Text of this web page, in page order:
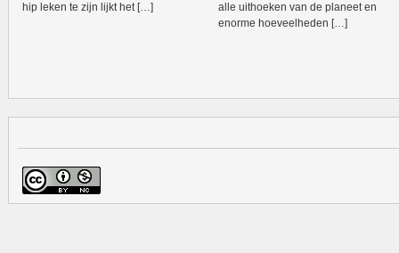
hip leken te zijn lijkt het […]
alle uithoeken van de planeet en
enorme hoeveelheden […]